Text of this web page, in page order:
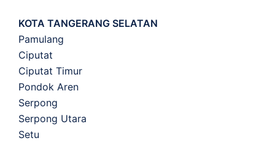
KOTA TANGERANG SELATAN
Pamulang
Ciputat
Ciputat Timur
Pondok Aren
Serpong
Serpong Utara
Setu